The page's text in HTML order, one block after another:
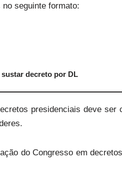
seguinte formato:
decreto por DL
presidenciais deve ser
do Congresso em